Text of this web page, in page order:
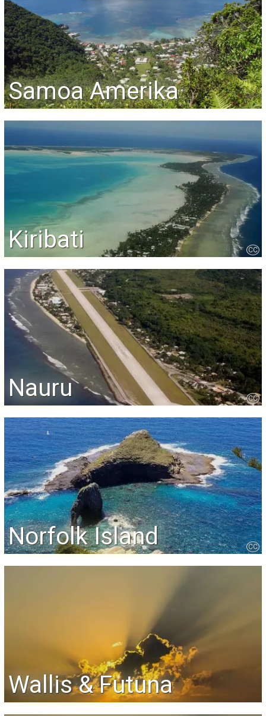
Samoa Amerika
Kiribati CC
Nauru CC
Norfolk Island CC
Wallis & Futuna